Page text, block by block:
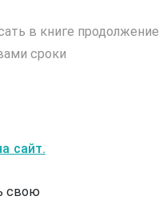
в книге продолжение
сроки
сайт.
свою